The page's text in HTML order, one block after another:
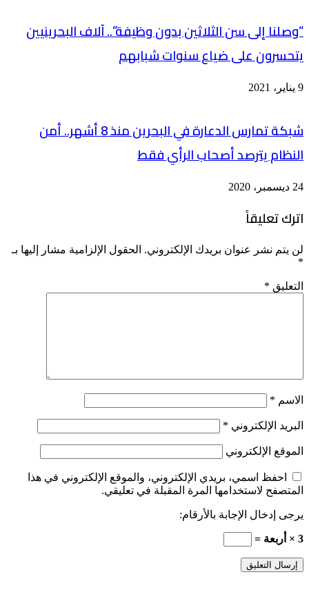
“وصلنا إلى سن الثلاثين بدون وظيفة”.. آلاف البحرينيين
يتحسرون على ضياع سنوات شبابهم
9 يناير، 2021
شبكة تمارس الدعارة في البحرين منذ 8 أشهر.. أمن
النظام يترصد أصحاب الرأي فقط
24 ديسمبر، 2020
اترك تعليقاً
لن يتم نشر عنوان بريدك الإلكتروني. الحقول الإلزامية مشار إليها بـ
*
التعليق *
الاسم *
البريد الإلكتروني *
الموقع الإلكتروني
احفظ اسمي، بريدي الإلكتروني، والموقع الإلكتروني في هذا
المتصفح لاستخدامها المرة المقبلة في تعليقي.
يرجى إدخال الإجابة بالأرقام:
3 × أربعة =